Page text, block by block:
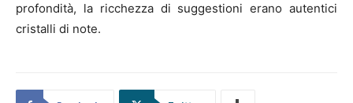
profondità, la ricchezza di suggestioni erano autentici
cristalli di note.